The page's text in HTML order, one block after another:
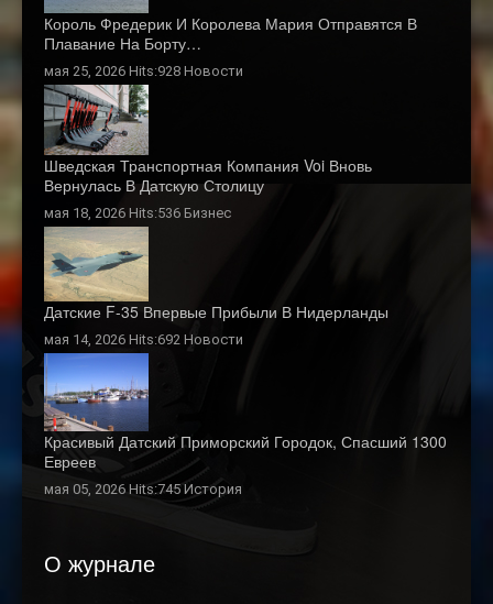
Король Фредерик И Королева Мария Отправятся В
Плавание На Борту…
мая 25, 2026 Hits:928 Новости
Шведская Транспортная Компания Voi Вновь
Вернулась В Датскую Столицу
мая 18, 2026 Hits:536 Бизнес
Датские F-35 Впервые Прибыли В Нидерланды
мая 14, 2026 Hits:692 Новости
Красивый Датский Приморский Городок, Спасший 1300
Евреев
мая 05, 2026 Hits:745 История
О журнале